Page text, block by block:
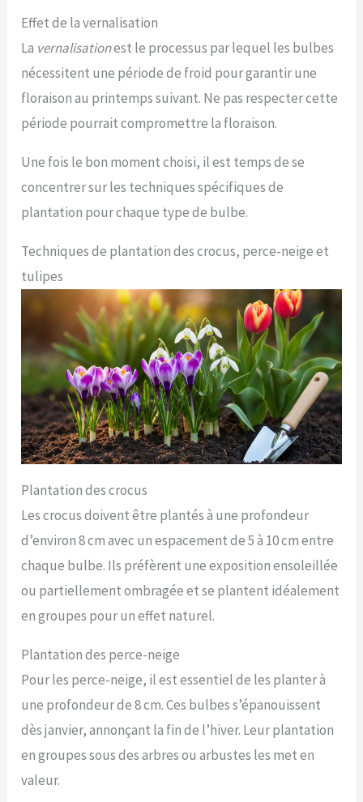
Effet de la vernalisation
La vernalisationest le processus par lequel les bulbes
nécessitent une période de froid pour garantir une
floraison au printemps suivant. Ne pas respecter cette
période pourrait compromettre la floraison.
Une fois le bon moment choisi, il est temps de se
concentrer sur les techniques spécifiques de
plantation pour chaque type de bulbe.
Techniques de plantation des crocus, perce-neige et
tulipes
Plantation des crocus
Les crocus doivent être plantés à une profondeur
d’environ 8 cm avec un espacement de 5 à 10 cm entre
chaque bulbe. Ils préfèrent une exposition ensoleillée
ou partiellement ombragée et se plantent idéalement
en groupes pour un effet naturel.
Plantation des perce-neige
Pour les perce-neige, il est essentiel de les planter à
une profondeur de 8 cm. Ces bulbes s’épanouissent
dès janvier, annonçant la fin de l’hiver. Leur plantation
en groupes sous des arbres ou arbustes les met en
valeur.